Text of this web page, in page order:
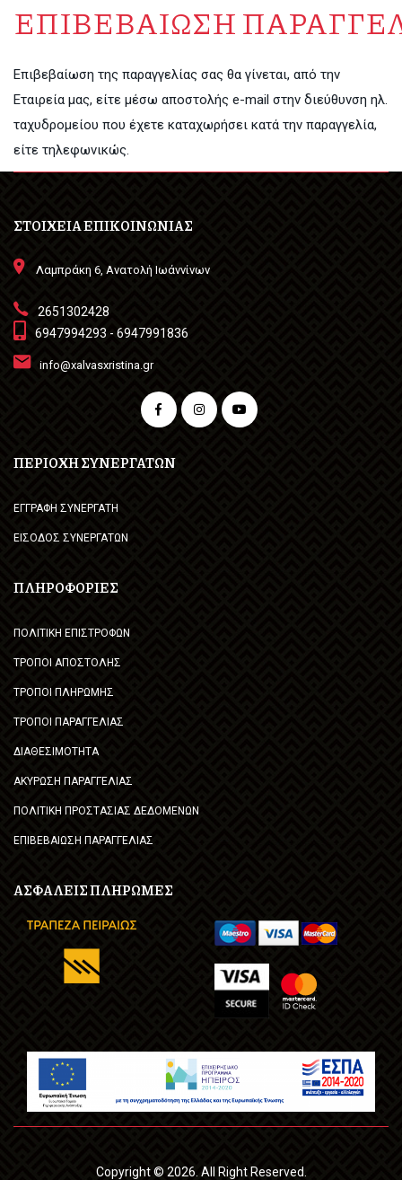
ΕΠΙΒΕΒΑΙΩΣΗ
Επιβεβαίωση της παραγγελίας σας θα γίνεται, από την
Εταιρεία μας, είτε μέσω αποστολής e-mail στην διεύθυνση ηλ.
ταχυδρομείου που έχετε καταχωρήσει κατά την παραγγελία,
είτε τηλεφωνικώς.
ΣΤΟΙΧΕΙΑ ΕΠΙΚΟΙΝΩΝΙΑΣ
Λαμπράκη 6, Ανατολή Ιωάννίνων
2651302428
6947994293 - 6947991836
info@xalvasxristina.gr
ΠΕΡΙΟΧΗ ΣΥΝΕΡΓΑΤΩΝ
ΕΓΓΡΑΦΗ ΣΥΝΕΡΓΑΤΗ
ΕΙΣΟΔΟΣ ΣΥΝΕΡΓΑΤΩΝ
ΠΛΗΡΟΦΟΡΙΕΣ
ΠΟΛΙΤΙΚΗ ΕΠΙΣΤΡΟΦΩΝ
ΤΡΟΠΟΙ ΑΠΟΣΤΟΛΗΣ
ΤΡΟΠΟΙ ΠΛΗΡΩΜΗΣ
ΤΡΟΠΟΙ ΠΑΡΑΓΓΕΛΙΑΣ
ΔΙΑΘΕΣΙΜΟΤΗΤΑ
ΑΚΥΡΩΣΗ ΠΑΡΑΓΓΕΛΙΑΣ
ΠΟΛΙΤΙΚΗ ΠΡΟΣΤΑΣΙΑΣ ΔΕΔΟΜΕΝΩΝ
ΕΠΙΒΕΒΑΙΩΣΗ ΠΑΡΑΓΓΕΛΙΑΣ
ΑΣΦΑΛΕΙΣ ΠΛΗΡΩΜΕΣ
Copyright © 2026. All Right Reserved.